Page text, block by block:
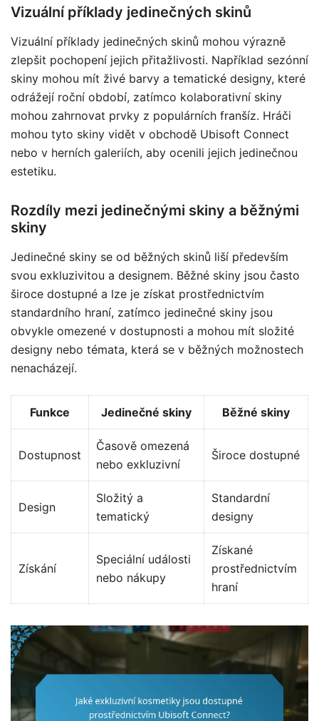
Vizuální příklady jedinečných skinů
Vizuální příklady jedinečných skinů mohou výrazně
zlepšit pochopení jejich přitažlivosti. Například sezónní
skiny mohou mít živé barvy a tematické designy, které
odrážejí roční období, zatímco kolaborativní skiny
mohou zahrnovat prvky z populárních franšíz. Hráči
mohou tyto skiny vidět v obchodě Ubisoft Connect
nebo v herních galeriích, aby ocenili jejich jedinečnou
estetiku.
Rozdíly mezi jedinečnými skiny a běžnými
skiny
Jedinečné skiny se od běžných skinů liší především
svou exkluzivitou a designem. Běžné skiny jsou často
široce dostupné a lze je získat prostřednictvím
standardního hraní, zatímco jedinečné skiny jsou
obvykle omezené v dostupnosti a mohou mít složité
designy nebo témata, která se v běžných možnostech
nenacházejí.
Funkce Jedinečné skiny Běžné skiny
Dostupnost
Časově omezená
nebo exkluzivní
Široce dostupné
Design
Složitý a
tematický
Standardní
designy
Získání
Speciální události
nebo nákupy
Získané
prostřednictvím
hraní